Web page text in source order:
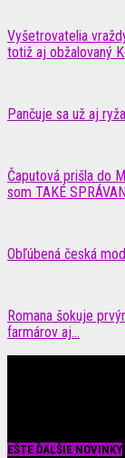
Vyšetrovatelia
totiž aj obžalovaný
Pančuje sa už aj
Čaputová prišla do
som TAKÉ
Obľúbená česká
Romana šokuje
farmárov aj...
EŠTE ĎALŠIE NOVINKY